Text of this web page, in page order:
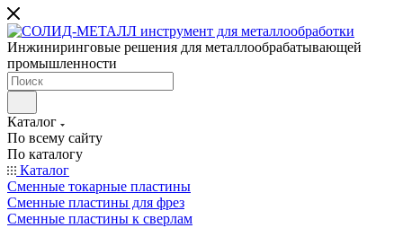
Инжиниринговые решения для металлообрабатывающей
промышленности
Каталог
По всему сайту
По каталогу
Каталог
Сменные токарные пластины
Сменные пластины для фрез
Сменные пластины к сверлам